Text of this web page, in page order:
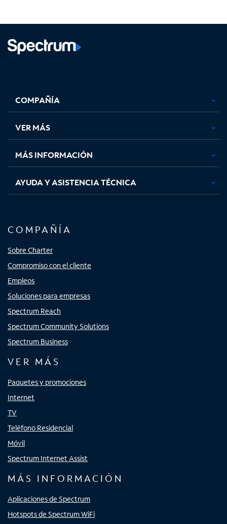
abre
en
pestaña
nueva
abre
en
pestaña
nueva
abre
en
pestaña
nueva
en
nueva
COMPAÑÍA
VER MÁS
MÁS INFORMACIÓN
AYUDA Y ASISTENCIA TÉCNICA
COMPAÑÍA
Sobre Charter
Compromiso con el cliente
Empleos
Soluciones para empresas
Spectrum Reach
Spectrum Community Solutions
Spectrum Business
VER MÁS
Paquetes y promociones
Internet
TV
Teléfono Residencial
Móvil
Spectrum Internet Assist
MÁS INFORMACIÓN
Aplicaciones de Spectrum
Hotspots de Spectrum WiFi